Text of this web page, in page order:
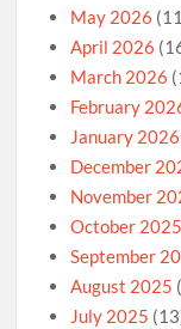
May 2026
April 2026
March 2026
February
January 2026
December
November
October 2025
September
August 2025
July 2025